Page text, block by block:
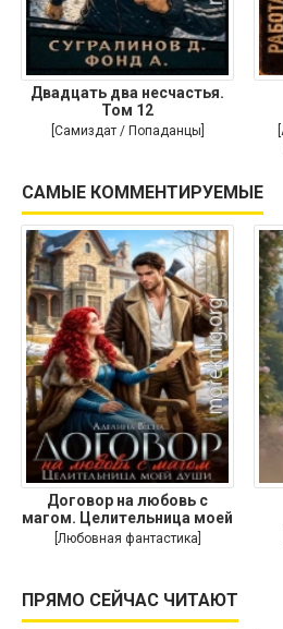
Двадцать два несчастья.
Том 12
[Самиздат / Попаданцы]
САМЫЕ КОММЕНТИРУЕМЫЕ
Договор на любовь с
магом. Целительница моей
души
[Любовная фантастика]
ПРЯМО СЕЙЧАС ЧИТАЮТ